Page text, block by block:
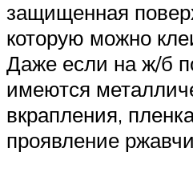
защищенная
которую можно
Даже если на ж/б
имеются
вкрапления,
проявление